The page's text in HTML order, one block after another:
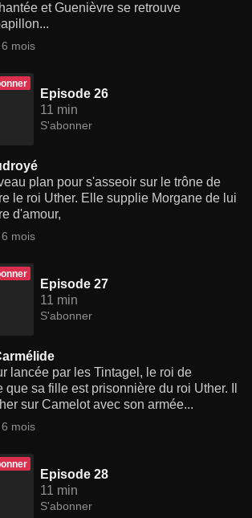
et Guenièvre se retrouve
mois
Episode 26
11 min
S'abonner
plan pour s'asseoir sur le trône de
le roi Uther. Elle supplie Morgane de lui
d'amour,
mois
Episode 27
11 min
S'abonner
lancée par les Tintagel, le roi de
sa fille est prisonnière du roi Uther. Il
sur Camelot avec son armée...
mois
Episode 28
11 min
S'abonner